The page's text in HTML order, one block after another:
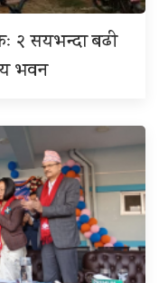
२ सयभन्दा बढी
भवन